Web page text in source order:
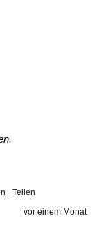
Teilen
vor einem Monat